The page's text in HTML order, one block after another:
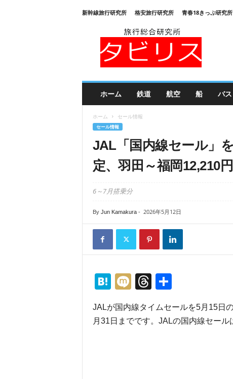
新幹線旅行研究所 格安旅行研究所 青春18きっぷ研究所
ホーム 鉄道 航空 船 バス
ホーム セール情報
セール情報
JAL「国内線セール」
定、羽田～福岡12,210円
6～7月搭乗分
By Jun Kamakura- 2026年5月12日
H
e
n
M
T
e
a
JALが国内線タイムセールを5月15日
月31日までです。JALの国内線セール